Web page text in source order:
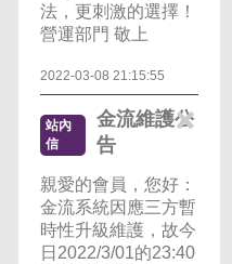
法，更刺激的選擇！
營運部門 敬上
2022-03-08 21:15:55
站內
信
金流維護公
告
親愛的會員，您好：
金流系統因應三方暫
時性升級維護，故今
日2022/3/01的23:40